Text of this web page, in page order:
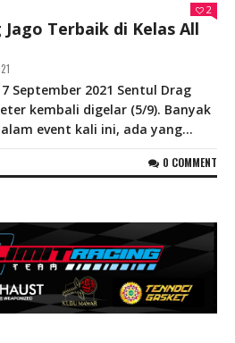
2
Terbaik di Kelas All
September 2021 Sentul Drag
kembali digelar (5/9). Banyak
event kali ini, ada yang...
0 COMMENT